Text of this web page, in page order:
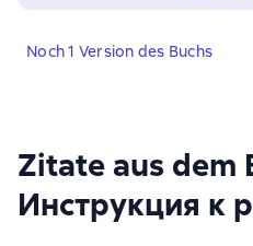
Zitate aus dem
Инструкция к
Noch 1 Version des Buchs